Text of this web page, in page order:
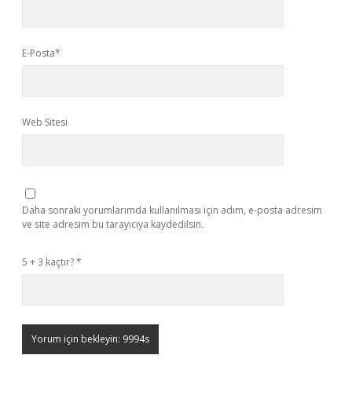
E-Posta*
Web Sitesi
Daha sonraki yorumlarımda kullanılması için adım, e-posta adresim
ve site adresim bu tarayıcıya kaydedilsin.
5 + 3 kaçtır?*